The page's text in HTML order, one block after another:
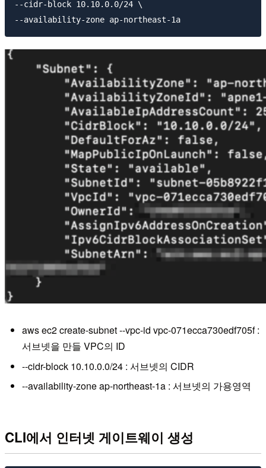
--cidr-block 10.10.0.0/24 \
aws ec2 create-subnet --vpc-id vpc-071ecca730edf705f :
서브넷을 만들 VPC의 ID
--cidr-block 10.10.0.0/24 : 서브넷의 CIDR
--availability-zone ap-northeast-1a : 서브넷의 가용영역
CLI에서 인터넷 게이트웨이 생성